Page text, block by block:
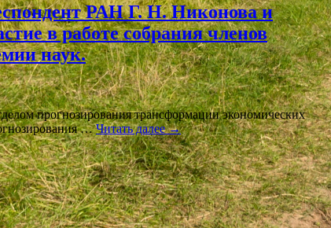
РАН Г. Н. Никонова и
в работе собрания членов
наук.
прогнозирования трансформации экономических
…Читать далее→